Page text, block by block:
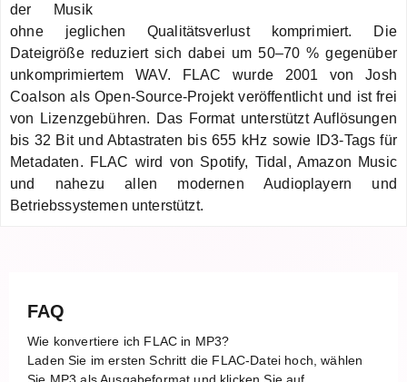
der Musik
ohne jeglichen Qualitätsverlust komprimiert. Die
Dateigröße reduziert sich dabei um 50–70 % gegenüber
unkomprimiertem WAV. FLAC wurde 2001 von Josh
Coalson als Open-Source-Projekt veröffentlicht und ist frei
von Lizenzgebühren. Das Format unterstützt Auflösungen
bis 32 Bit und Abtastraten bis 655 kHz sowie ID3-Tags für
Metadaten. FLAC wird von Spotify, Tidal, Amazon Music
und nahezu allen modernen Audioplayern und
Betriebssystemen unterstützt.
FAQ
Wie konvertiere ich FLAC in MP3?
Laden Sie im ersten Schritt die FLAC-Datei hoch, wählen
Sie MP3 als Ausgabeformat und klicken Sie auf